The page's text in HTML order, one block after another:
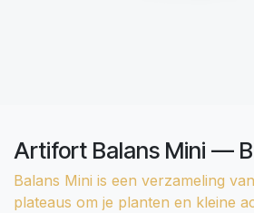
Artifort Balans Mini —
Balans Mini is een verzameling
plateaus om je planten en kleine